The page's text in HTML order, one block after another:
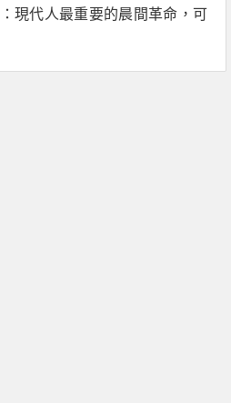
現代人最重要的晨間革命，可